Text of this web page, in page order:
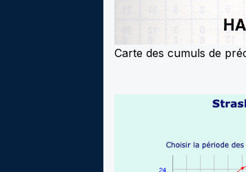
Carte des cumuls de